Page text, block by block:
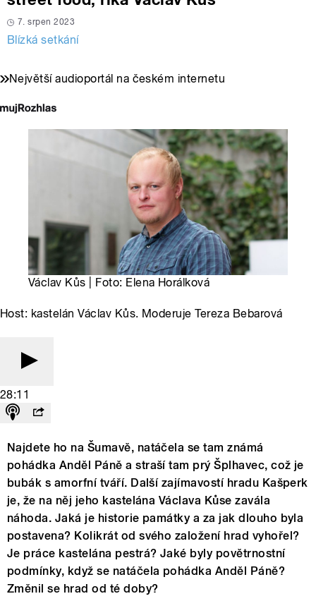
7. srpen 2023
Blízká setkání
Největší audioportál na českém internetu
Václav Kůs | Foto: Elena Horálková
Host: kastelán Václav Kůs. Moderuje Tereza Bebarová
28:11
Najdete ho na Šumavě, natáčela se tam známá
pohádka Anděl Páně a straší tam prý Šplhavec, což je
bubák s amorfní tváří. Další zajímavostí hradu Kašperk
je, že na něj jeho kastelána Václava Kůse zavála
náhoda. Jaká je historie památky a za jak dlouho byla
postavena? Kolikrát od svého založení hrad vyhořel?
Je práce kastelána pestrá? Jaké byly povětrnostní
podmínky, když se natáčela pohádka Anděl Páně?
Změnil se hrad od té doby?